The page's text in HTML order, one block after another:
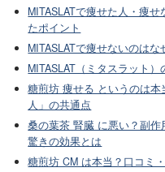
MITASLATで痩せた人・痩
たポイント
MITASLATで痩せないのは
MITASLAT（ミタスラット
糖煎坊 痩せる というのは
人」の共通点
桑の葉茶 腎臓 に悪い？副
驚きの効果とは
糖煎坊 CM は本当？口コミ